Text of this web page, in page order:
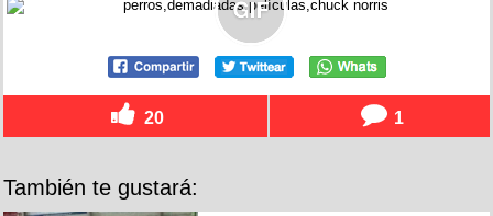
20 1
También te gustará: